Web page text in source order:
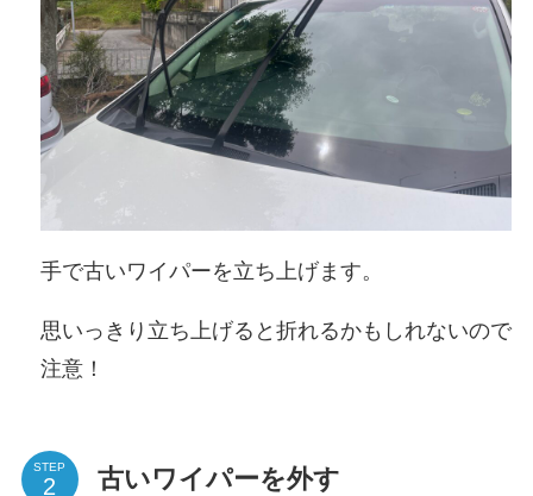
手で古いワイパーを立ち上げます。
思いっきり立ち上げると折れるかもしれないので
注意！
STEP 古いワイパーを外す